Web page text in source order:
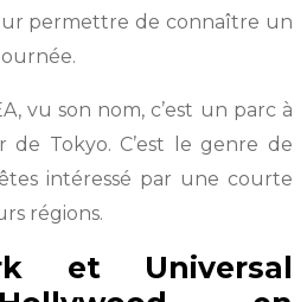
permettre de connaître un
vu son nom, c’est un parc à
Tokyo. C’est le genre de
intéressé par une courte
régions.
et Universal